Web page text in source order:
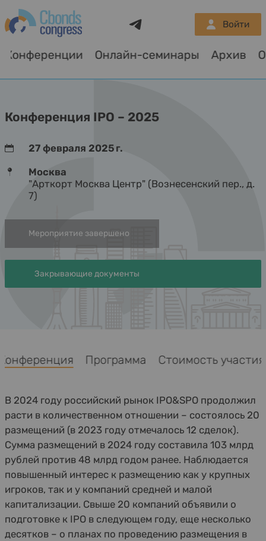
Конференции Онлайн-семинары Архив
Войти
Конференция IPO – 2025
27 февраля 2025 г.
Москва
"Арткорт Москва Центр" (Вознесенский пер., д.
7)
Мероприятие завершено
Закрывающие документы
Программа Стоимость участия
В 2024 году российский рынок IPO&SPO продолжил
расти в количественном отношении – состоялось 20
размещений (в 2023 году отмечалось 12 сделок).
Сумма размещений в 2024 году составила 103 млрд
рублей против 48 млрд годом ранее. Наблюдается
повышенный интерес к размещению как у крупных
игроков, так и у компаний средней и малой
капитализации. Свыше 20 компаний объявили о
подготовке к IPO в следующем году, еще несколько
десятков – о планах по проведению размещения в